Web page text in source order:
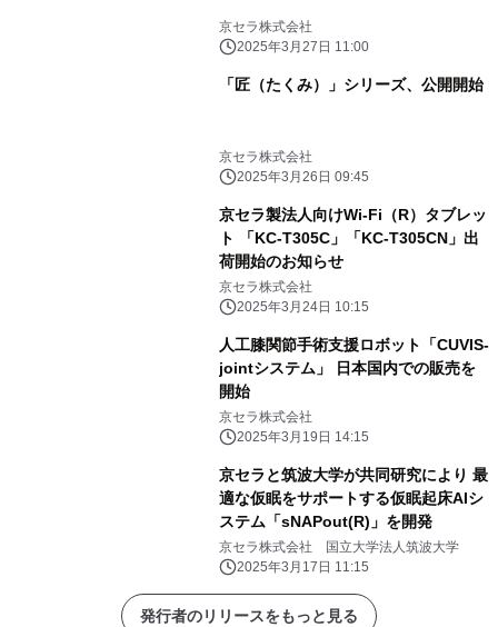
京セラ株式会社
2025年3月27日 11:00
「匠（たくみ）」シリーズ、公開開始
京セラ株式会社
2025年3月26日 09:45
京セラ製法人向けWi-Fi（R）タブレッ
ト 「KC-T305C」「KC-T305CN」出
荷開始のお知らせ
京セラ株式会社
2025年3月24日 10:15
人工膝関節手術支援ロボット「CUVIS-
jointシステム」 日本国内での販売を
開始
京セラ株式会社
2025年3月19日 14:15
京セラと筑波大学が共同研究により 最
適な仮眠をサポートする仮眠起床AIシ
ステム「sNAPout(R)」を開発
京セラ株式会社 国立大学法人筑波大学
2025年3月17日 11:15
発行者のリリースをもっと見る